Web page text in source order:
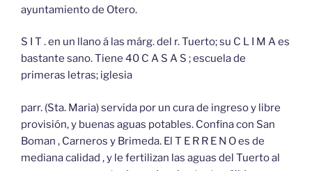
ayuntamiento de Otero.
S I T . en un llano á las márg. del r. Tuerto; su C L I M A es
bastante sano. Tiene 40 C A S A S ; escuela de
primeras letras; iglesia
parr. (Sta. Maria) servida por un cura de ingreso y libre
provisión, y buenas aguas potables. Confina con San
Boman , Carneros y Brimeda. El T E R R E N O es de
mediana calidad , y le fertilizan las aguas del Tuerto al